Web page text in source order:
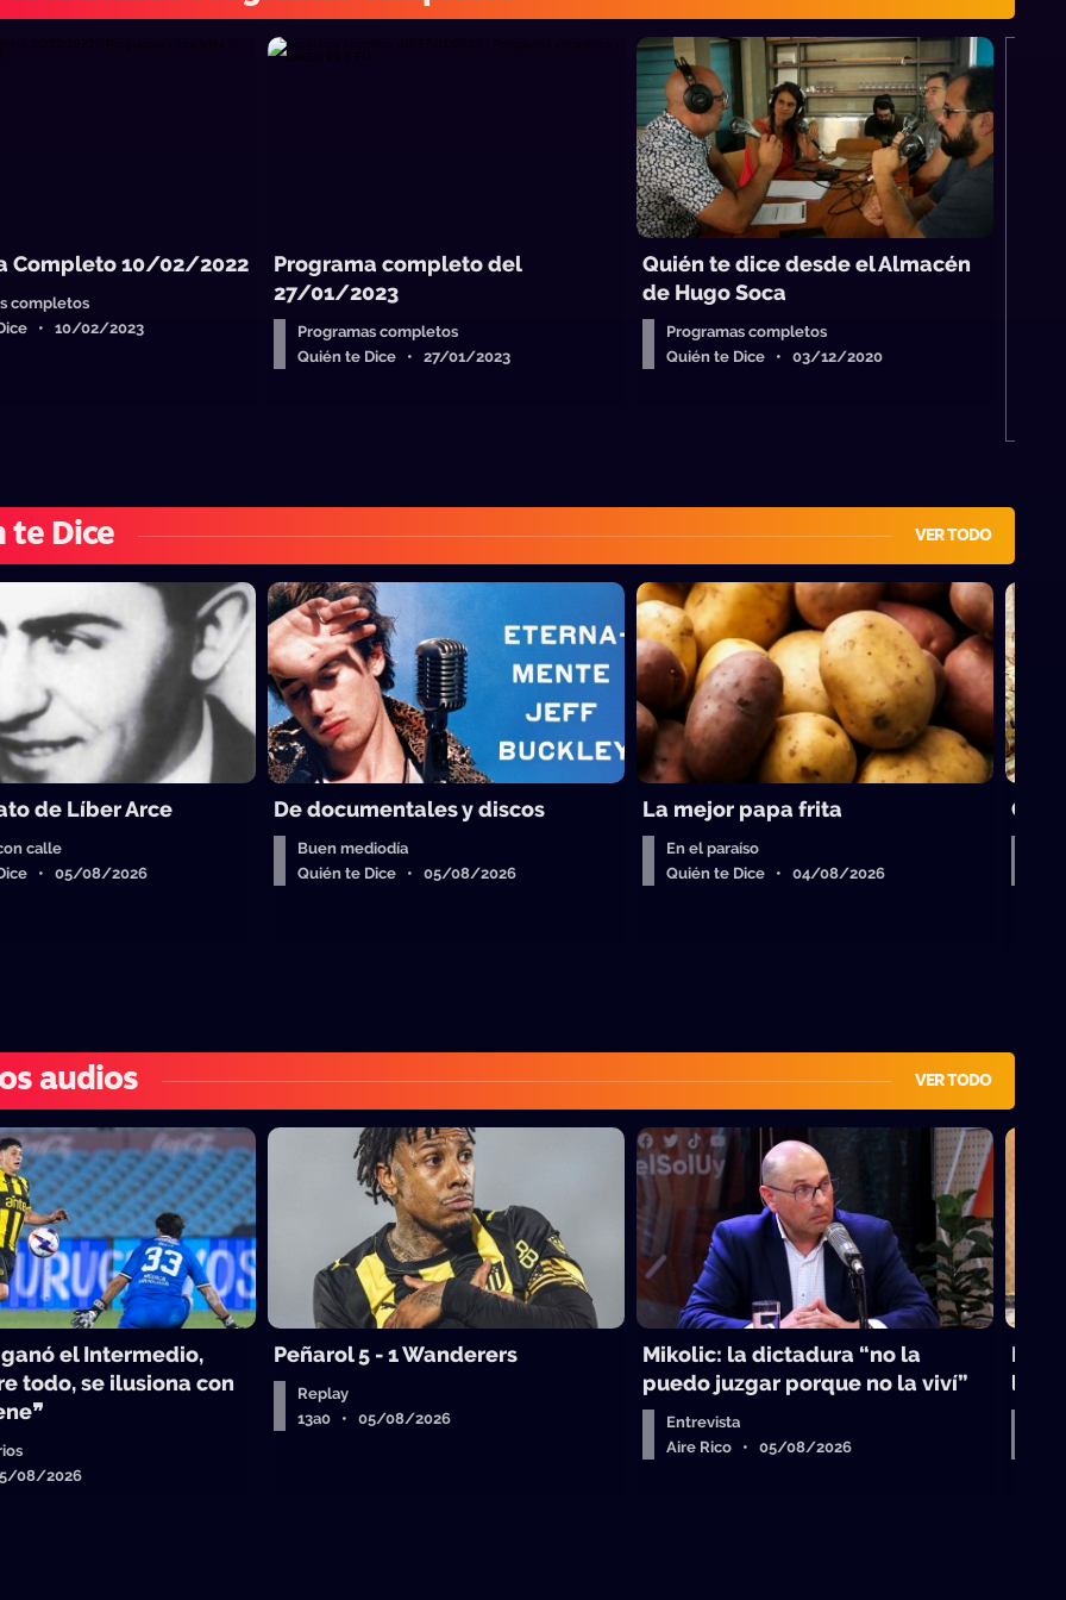
Completo 10/02/2022
completos
• 10/02/2023
Programa completo del
27/01/2023
Programas completos
Quién te Dice • 27/01/2023
Quién te dice desde el Almacén
de Hugo Soca
Programas completos
Quién te Dice • 03/12/2020
te Dice VER TODO
de Líber Arce
calle
• 05/08/2026
De documentales y discos
Buen mediodía
Quién te Dice • 05/08/2026
La mejor papa frita
En el paraíso
Quién te Dice • 04/08/2026
audios VER TODO
el Intermedio,
todo, se ilusiona con
08/2026
Peñarol 5 - 1 Wanderers
Replay
13a0 • 05/08/2026
Mikolic: la dictadura “no la
puedo juzgar porque no la viví”
Entrevista
Aire Rico • 05/08/2026
La